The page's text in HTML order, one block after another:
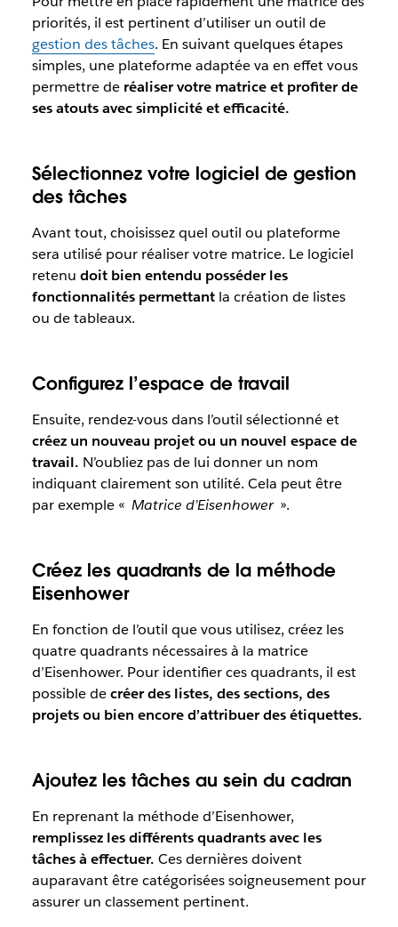
priorités, il est pertinent d’utiliser un outil de
gestion des tâches. En suivant quelques étapes
simples, une plateforme adaptée va en effet vous
permettre de réaliser votre matrice et profiter de
ses atouts avec simplicité et efficacité.
Sélectionnez votre logiciel de gestion
des tâches
Avant tout, choisissez quel outil ou plateforme
sera utilisé pour réaliser votre matrice. Le logiciel
retenu doit bien entendu posséder les
fonctionnalités permettant la création de listes
ou de tableaux.
Configurez l’espace de travail
Ensuite, rendez-vous dans l’outil sélectionné et
créez un nouveau projet ou un nouvel espace de
travail. N’oubliez pas de lui donner un nom
indiquant clairement son utilité. Cela peut être
par exemple « Matrice d’Eisenhower ».
Créez les quadrants de la méthode
Eisenhower
En fonction de l’outil que vous utilisez, créez les
quatre quadrants nécessaires à la matrice
d’Eisenhower. Pour identifier ces quadrants, il est
possible decréer des listes, des sections, des
projets ou bien encore d’attribuer des étiquettes.
Ajoutez les tâches au sein du cadran
En reprenant la méthode d’Eisenhower,
remplissez les différents quadrants avec les
tâches à effectuer. Ces dernières doivent
auparavant être catégorisées soigneusement pour
assurer un classement pertinent.